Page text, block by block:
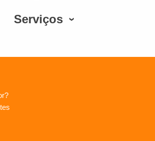
Serviços